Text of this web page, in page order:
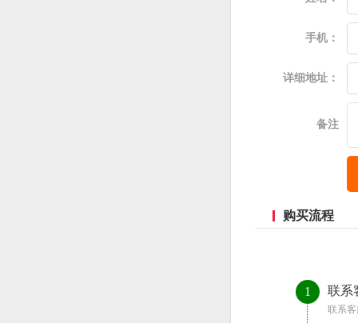
手机：
详细地址：
备注
购买流程
1 联系
联系